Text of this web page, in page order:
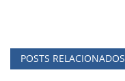
POSTS RELACIONADOS